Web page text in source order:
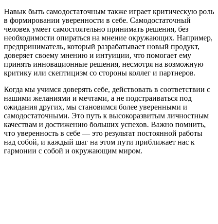
Навык быть самодостаточным также играет критическую роль
в формировании уверенности в себе. Самодостаточный
человек умеет самостоятельно принимать решения, без
необходимости опираться на мнение окружающих. Например,
предприниматель, который разрабатывает новый продукт,
доверяет своему мнению и интуиции, что помогает ему
принять инновационные решения, несмотря на возможную
критику или скептицизм со стороны коллег и партнеров.
Когда мы учимся доверять себе, действовать в соответствии с
нашими желаниями и мечтами, а не подстраиваться под
ожидания других, мы становимся более уверенными и
самодостаточными. Это путь к высокоразвитым личностным
качествам и достижению больших успехов. Важно помнить,
что уверенность в себе — это результат постоянной работы
над собой, и каждый шаг на этом пути приближает нас к
гармонии с собой и окружающим миром.